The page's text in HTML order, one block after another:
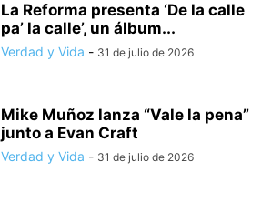
La Reforma presenta ‘De la calle
pa’ la calle’, un álbum...
Verdad y Vida - 31 de julio de 2026
Mike Muñoz lanza “Vale la pena”
junto a Evan Craft
Verdad y Vida - 31 de julio de 2026